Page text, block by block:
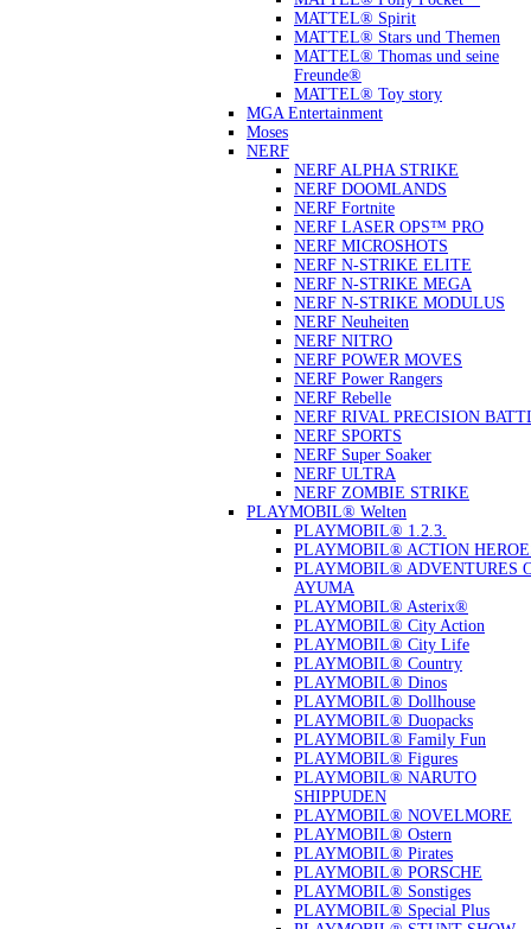
MATTEL® Spirit
MATTEL® Stars und Themen
MATTEL® Thomas und seine
Freunde®
MATTEL® Toy story
MGA Entertainment
Moses
NERF
NERF ALPHA STRIKE
NERF DOOMLANDS
NERF Fortnite
NERF LASER OPS™ PRO
NERF MICROSHOTS
NERF N-STRIKE ELITE
NERF N-STRIKE MEGA
NERF N-STRIKE MODULUS
NERF Neuheiten
NERF NITRO
NERF POWER MOVES
NERF Power Rangers
NERF Rebelle
NERF RIVAL PRECISION
NERF SPORTS
NERF Super Soaker
NERF ULTRA
NERF ZOMBIE STRIKE
PLAYMOBIL® Welten
PLAYMOBIL® 1.2.3.
PLAYMOBIL® ACTION
PLAYMOBIL® ADVENTURES
AYUMA
PLAYMOBIL® Asterix®
PLAYMOBIL® City Action
PLAYMOBIL® City Life
PLAYMOBIL® Country
PLAYMOBIL® Dinos
PLAYMOBIL® Dollhouse
PLAYMOBIL® Duopacks
PLAYMOBIL® Family Fun
PLAYMOBIL® Figures
PLAYMOBIL® NARUTO
SHIPPUDEN
PLAYMOBIL® NOVELMORE
PLAYMOBIL® Ostern
PLAYMOBIL® Pirates
PLAYMOBIL® PORSCHE
PLAYMOBIL® Sonstiges
PLAYMOBIL® Special Plus